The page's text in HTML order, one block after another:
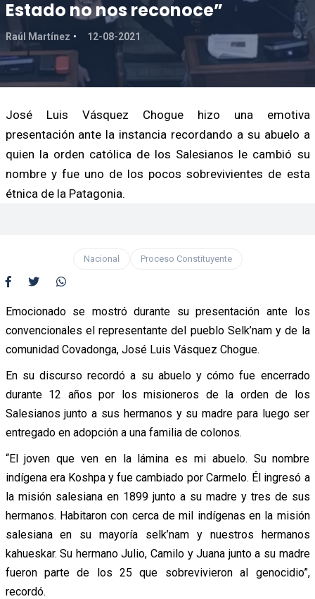
Estado no nos reconoce”
Raúl Martínez 12-08-2021
José Luis Vásquez Chogue hizo una emotiva
presentación ante la instancia recordando a su abuelo a
quien la orden católica de los Salesianos le cambió su
nombre y fue uno de los pocos sobrevivientes de esta
étnica de la Patagonia.
Nacional Proceso Constituyente
Emocionado se mostró durante su presentación ante los
convencionales el representante del pueblo Selk’nam y de la
comunidad Covadonga, José Luis Vásquez Chogue.
En su discurso recordó a su abuelo y cómo fue encerrado
durante 12 años por los misioneros de la orden de los
Salesianos junto a sus hermanos y su madre para luego ser
entregado en adopción a una familia de colonos.
“El joven que ven en la lámina es mi abuelo. Su nombre
indígena era Koshpa y fue cambiado por Carmelo. Él ingresó a
la misión salesiana en 1899 junto a su madre y tres de sus
hermanos. Habitaron con cerca de mil indígenas en la misión
salesiana en su mayoría selk’nam y nuestros hermanos
kahueskar. Su hermano Julio, Camilo y Juana junto a su madre
fueron parte de los 25 que sobrevivieron al genocidio”,
recordó.